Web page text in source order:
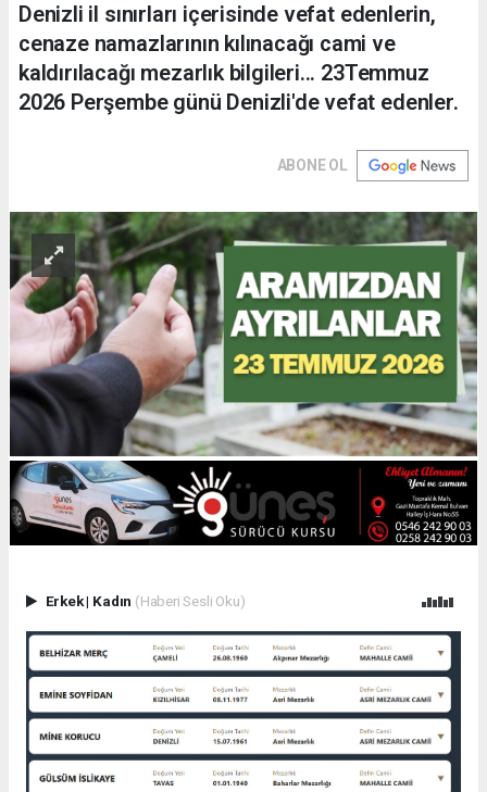
Denizli il sınırları içerisinde vefat edenlerin,
cenaze namazlarının kılınacağı cami ve
kaldırılacağı mezarlık bilgileri... 23Temmuz
2026 Perşembe günü Denizli'de vefat edenler.
ABONE OL
Erkek| Kadın (Haberi Sesli Oku)